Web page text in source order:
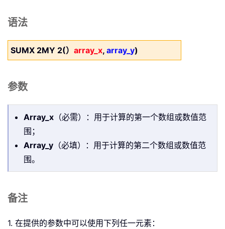
语法
SUMX 2MY 2(） array_x, array_y)
参数
Array_x （必需）：用于计算的第一个数组或数值范
围；
Array_y （必填）：用于计算的第二个数组或数值范
围。
备注
1. 在提供的参数中可以使用下列任一元素：